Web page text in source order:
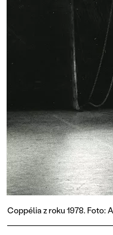
Coppélia z roku 1978. Foto: